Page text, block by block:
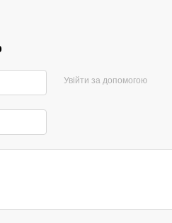
Увійти за допомогою